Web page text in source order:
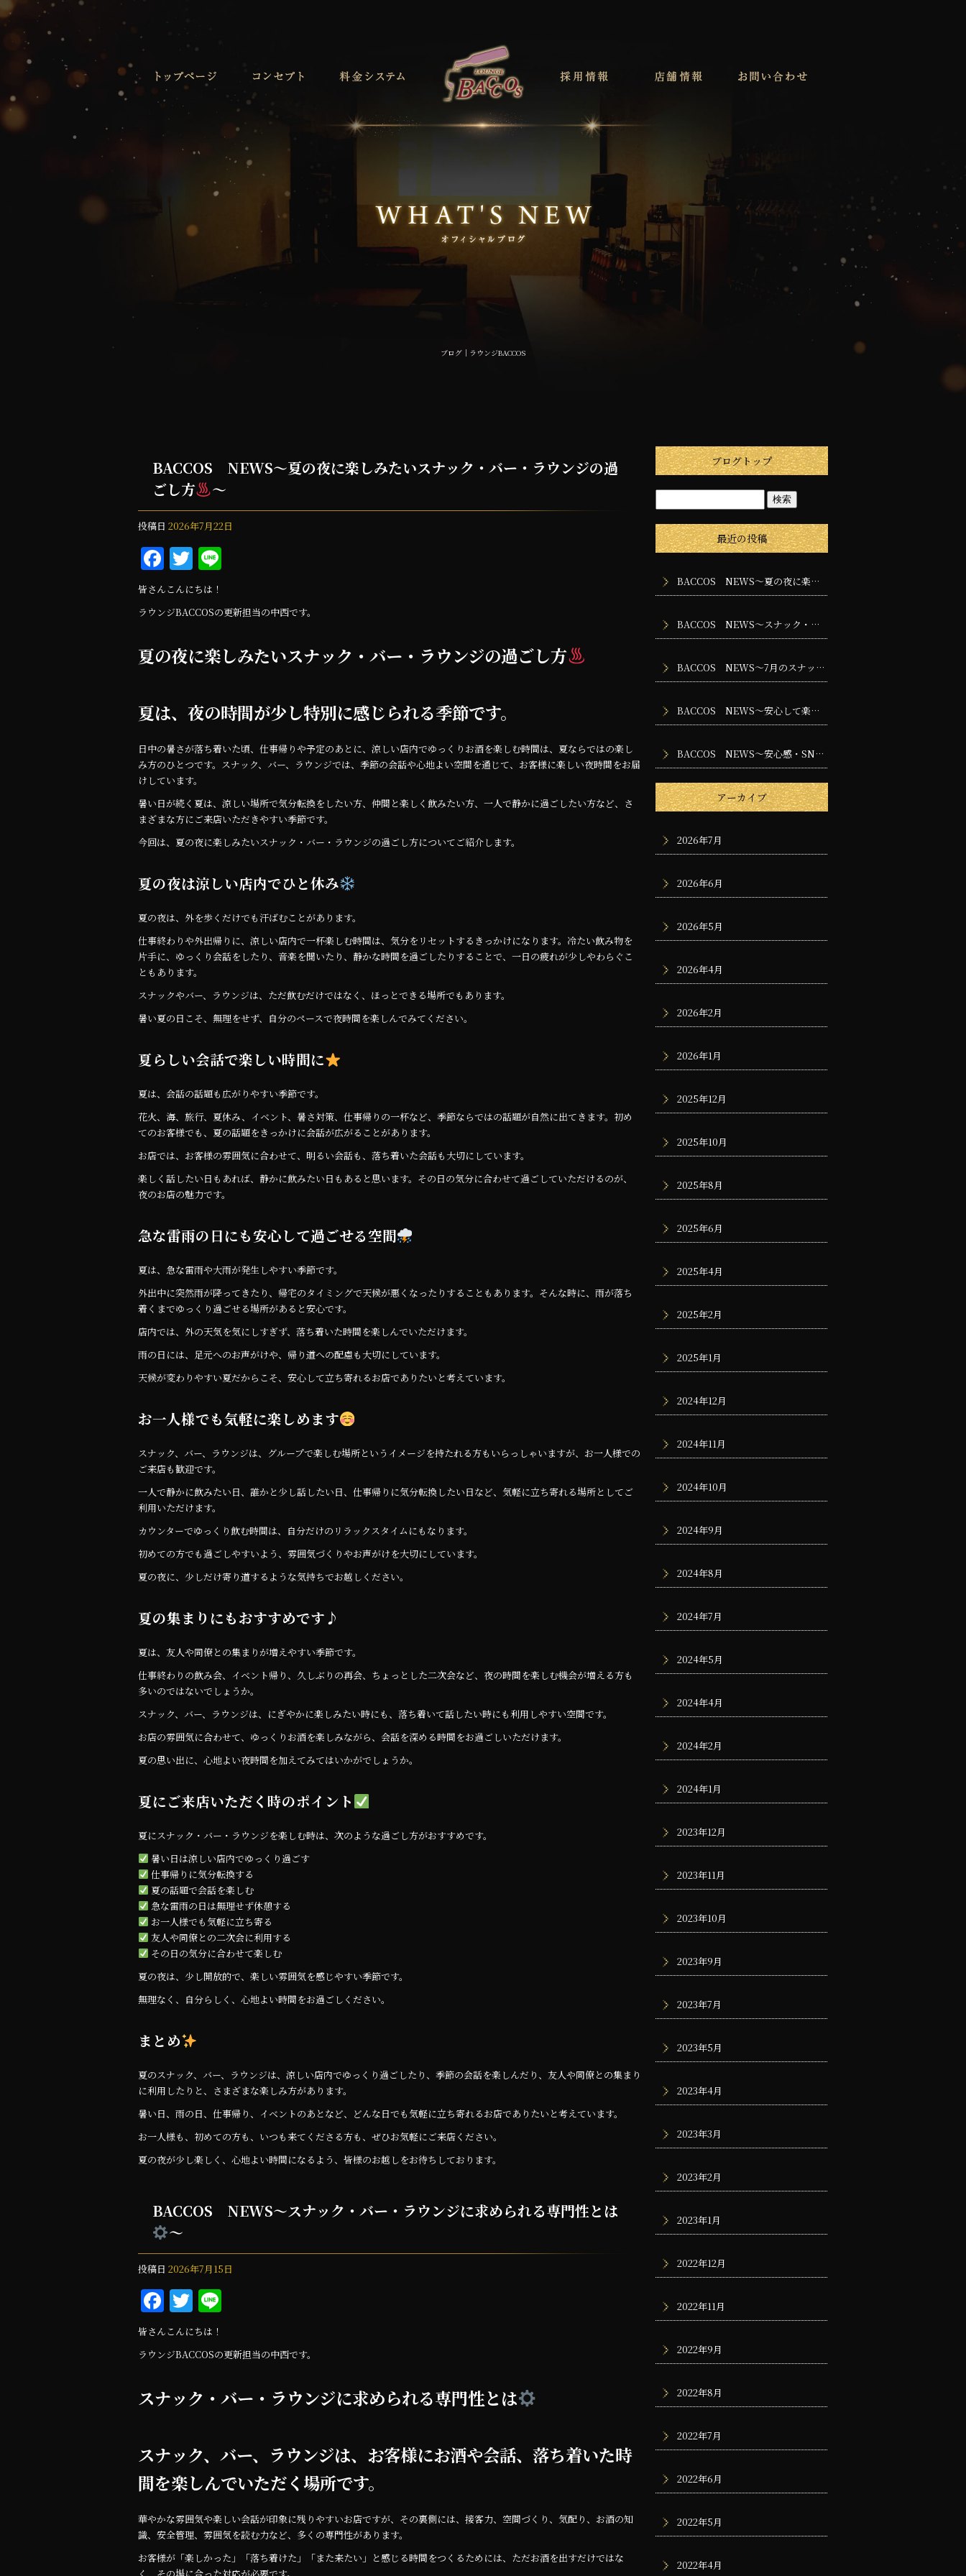
ブログ｜ラウンジBACCOS
BACCOS NEWS～夏の夜に楽しみたいスナック・バー・ラウンジの過
ごし方
～
投稿日 2026年7月22日
F
a
c
e
b
o
k
T
w
it
te
r
e
皆さんこんにちは！
ラウンジBACCOSの更新担当の中西です。
夏の夜に楽しみたいスナック・バー・ラウンジの過ごし方
夏は、夜の時間が少し特別に感じられる季節です。
日中の暑さが落ち着いた頃、仕事帰りや予定のあとに、涼しい店内でゆっくりお酒を楽しむ時間は、夏ならではの楽し
み方のひとつです。スナック、バー、ラウンジでは、季節の会話や心地よい空間を通じて、お客様に楽しい夜時間をお届
けしています。
暑い日が続く夏は、涼しい場所で気分転換をしたい方、仲間と楽しく飲みたい方、一人で静かに過ごしたい方など、さ
まざまな方にご来店いただきやすい季節です。
今回は、夏の夜に楽しみたいスナック・バー・ラウンジの過ごし方についてご紹介します。
夏の夜は涼しい店内でひと休み
夏の夜は、外を歩くだけでも汗ばむことがあります。
仕事終わりや外出帰りに、涼しい店内で一杯楽しむ時間は、気分をリセットするきっかけになります。冷たい飲み物を
片手に、ゆっくり会話をしたり、音楽を聞いたり、静かな時間を過ごしたりすることで、一日の疲れが少しやわらぐこ
ともあります。
スナックやバー、ラウンジは、ただ飲むだけではなく、ほっとできる場所でもあります。
暑い夏の日こそ、無理をせず、自分のペースで夜時間を楽しんでみてください。
夏らしい会話で楽しい時間に
夏は、会話の話題も広がりやすい季節です。
花火、海、旅行、夏休み、イベント、暑さ対策、仕事帰りの一杯など、季節ならではの話題が自然に出てきます。初め
てのお客様でも、夏の話題をきっかけに会話が広がることがあります。
お店では、お客様の雰囲気に合わせて、明るい会話も、落ち着いた会話も大切にしています。
楽しく話したい日もあれば、静かに飲みたい日もあると思います。その日の気分に合わせて過ごしていただけるのが、
夜のお店の魅力です。
急な雷雨の日にも安心して過ごせる空間
夏は、急な雷雨や大雨が発生しやすい季節です。
外出中に突然雨が降ってきたり、帰宅のタイミングで天候が悪くなったりすることもあります。そんな時に、雨が落ち
着くまでゆっくり過ごせる場所があると安心です。
店内では、外の天気を気にしすぎず、落ち着いた時間を楽しんでいただけます。
雨の日には、足元へのお声がけや、帰り道への配慮も大切にしています。
天候が変わりやすい夏だからこそ、安心して立ち寄れるお店でありたいと考えています。
お一人様でも気軽に楽しめます
スナック、バー、ラウンジは、グループで楽しむ場所というイメージを持たれる方もいらっしゃいますが、お一人様での
ご来店も歓迎です。
一人で静かに飲みたい日、誰かと少し話したい日、仕事帰りに気分転換したい日など、気軽に立ち寄れる場所としてご
利用いただけます。
カウンターでゆっくり飲む時間は、自分だけのリラックスタイムにもなります。
初めての方でも過ごしやすいよう、雰囲気づくりやお声がけを大切にしています。
夏の夜に、少しだけ寄り道するような気持ちでお越しください。
夏の集まりにもおすすめです♪
夏は、友人や同僚との集まりが増えやすい季節です。
仕事終わりの飲み会、イベント帰り、久しぶりの再会、ちょっとした二次会など、夜の時間を楽しむ機会が増える方も
多いのではないでしょうか。
スナック、バー、ラウンジは、にぎやかに楽しみたい時にも、落ち着いて話したい時にも利用しやすい空間です。
お店の雰囲気に合わせて、ゆっくりお酒を楽しみながら、会話を深める時間をお過ごしいただけます。
夏の思い出に、心地よい夜時間を加えてみてはいかがでしょうか。
夏にご来店いただく時のポイント
夏にスナック・バー・ラウンジを楽しむ時は、次のような過ごし方がおすすめです。
暑い日は涼しい店内でゆっくり過ごす
仕事帰りに気分転換する
夏の話題で会話を楽しむ
急な雷雨の日は無理せず休憩する
お一人様でも気軽に立ち寄る
友人や同僚との二次会に利用する
その日の気分に合わせて楽しむ
夏の夜は、少し開放的で、楽しい雰囲気を感じやすい季節です。
無理なく、自分らしく、心地よい時間をお過ごしください。
まとめ
夏のスナック、バー、ラウンジは、涼しい店内でゆっくり過ごしたり、季節の会話を楽しんだり、友人や同僚との集まり
に利用したりと、さまざまな楽しみ方があります。
暑い日、雨の日、仕事帰り、イベントのあとなど、どんな日でも気軽に立ち寄れるお店でありたいと考えています。
お一人様も、初めての方も、いつも来てくださる方も、ぜひお気軽にご来店ください。
夏の夜が少し楽しく、心地よい時間になるよう、皆様のお越しをお待ちしております。
BACCOS NEWS～スナック・バー・ラウンジに求められる専門性とは
～
投稿日 2026年7月15日
F
a
c
b
o
k
T
w
it
r
e
皆さんこんにちは！
ラウンジBACCOSの更新担当の中西です。
スナック・バー・ラウンジに求められる専門性とは
スナック、バー、ラウンジは、お客様にお酒や会話、落ち着いた時
間を楽しんでいただく場所です。
華やかな雰囲気や楽しい会話が印象に残りやすいお店ですが、その裏側には、接客力、空間づくり、気配り、お酒の知
識、安全管理、雰囲気を読む力など、多くの専門性があります。
お客様が「楽しかった」「落ち着けた」「また来たい」と感じる時間をつくるためには、ただお酒を出すだけではな
ブログトップ
最近の投稿
BACCOS NEWS～夏の夜に楽しみたいスナック・バー・ラウンジの過ごし方
BACCOS NEWS～スナック・バー・ラウンジに求められる専門性とは
BACCOS NEWS～7月のスナック・バー・ラウンジで楽しむ夜時間
BACCOS NEWS～安心して楽しめるお店づくりのために大切な安全管理
BACCOS NEWS～安心感・SNS・採用・地域密着～
アーカイブ
2026年7月
2026年6月
2026年5月
2026年4月
2026年2月
2026年1月
2025年12月
2025年10月
2025年8月
2025年6月
2025年4月
2025年2月
2025年1月
2024年12月
2024年11月
2024年10月
2024年9月
2024年8月
2024年7月
2024年5月
2024年4月
2024年2月
2024年1月
2023年12月
2023年11月
2023年10月
2023年9月
2023年7月
2023年5月
2023年4月
2023年3月
2023年2月
2023年1月
2022年12月
2022年11月
2022年9月
2022年8月
2022年7月
2022年6月
2022年5月
2022年4月